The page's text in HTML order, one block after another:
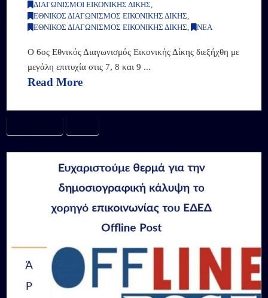
ΔΙΑΓΩΝΙΣΜΟΙ ΕΙΚΟΝΙΚΗΣ ΔΙΚΗΣ,
ΕΘΝΙΚΟΣ ΔΙΑΓΩΝΙΣΜΟΣ ΕΙΚΟΝΙΚΗΣ ΔΙΚΗΣ,
ΕΘΝΙΚΟΣ ΔΙΑΓΩΝΙΣΜΟΣ ΕΙΚΟΝΙΚΗΣ ΔΙΚΗΣ, ΝΕΑ
Ο 6ος Εθνικός Διαγωνισμός Εικονικής Δίκης διεξήχθη με
μεγάλη επιτυχία στις 7, 8 και 9 ...
Read More